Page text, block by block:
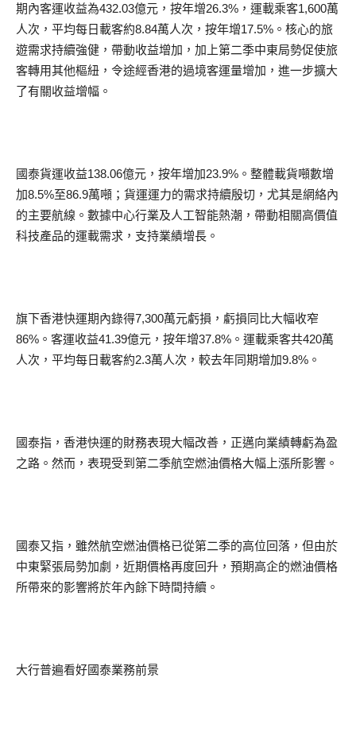
期內客運收益為432.03億元，按年增26.3%，運載乘客1,600萬
人次，平均每日載客約8.84萬人次，按年增17.5%。核心的旅
遊需求持續強健，帶動收益增加，加上第二季中東局勢促使旅
客轉用其他樞紐，令途經香港的過境客運量增加，進一步擴大
了有關收益增幅。
國泰貨運收益138.06億元，按年增加23.9%。整體載貨噸數增
加8.5%至86.9萬噸；貨運運力的需求持續殷切，尤其是網絡內
的主要航線。數據中心行業及人工智能熱潮，帶動相關高價值
科技產品的運載需求，支持業績增長。
旗下香港快運期內錄得7,300萬元虧損，虧損同比大幅收窄
86%。客運收益41.39億元，按年增37.8%。運載乘客共420萬
人次，平均每日載客約2.3萬人次，較去年同期增加9.8%。
國泰指，香港快運的財務表現大幅改善，正邁向業績轉虧為盈
之路。然而，表現受到第二季航空燃油價格大幅上漲所影響。
國泰又指，雖然航空燃油價格已從第二季的高位回落，但由於
中東緊張局勢加劇，近期價格再度回升，預期高企的燃油價格
所帶來的影響將於年內餘下時間持續。
大行普遍看好國泰業務前景